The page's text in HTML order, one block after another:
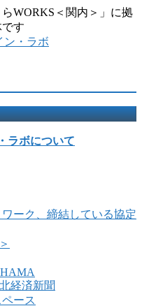
WORKS＜関内＞」に拠
す
ン・ラボ
ラボについて
ーク、締結している協定
経済新聞
ース